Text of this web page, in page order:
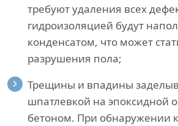
требуют удаления всех
гидроизоляцией будут
конденсатом, что может
разрушения пола;
Трещины и впадины
шпатлевкой на эпоксидной
бетоном. При обнаружении